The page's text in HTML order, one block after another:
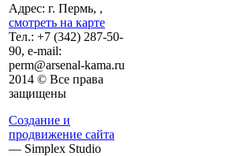
Адрес: г. Пермь, ,
смотреть на карте
Тел.: +7 (342) 287-50-
90, e-mail:
perm@arsenal-kama.ru
2014 © Все права
защищены
Создание и
продвижение сайта
— Simplex Studio